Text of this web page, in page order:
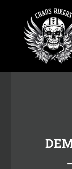
content